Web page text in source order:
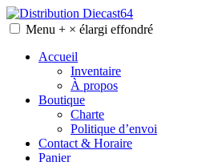
Skip
to
Distribution Diecast64
Une passion, un mode de vie.
Menu + × élargi effondré
Accueil
Inventaire
À propos
Boutique
Charte
Politique d’envoi
Contact & Horaire
Panier